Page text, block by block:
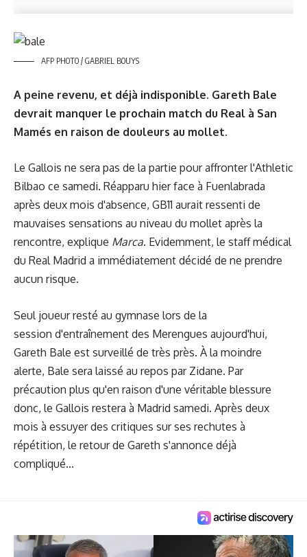
AFP PHOTO / GABRIEL BOUYS
A peine revenu, et déjà indisponible. Gareth Bale
devrait manquer le prochain match du Real à San
Mamés en raison de douleurs au mollet.
Le Gallois ne sera pas de la partie pour affronter l'Athletic
Bilbao ce samedi. Réapparu hier face à Fuenlabrada
après deux mois d'absence, GB11 aurait ressenti de
mauvaises sensations au niveau du mollet après la
rencontre, explique Marca. Evidemment, le staff médical
du Real Madrid a immédiatement décidé de ne prendre
aucun risque.
Seul joueur resté au gymnase lors de la
session d'entraînement des Merengues aujourd'hui,
Gareth Bale est surveillé de très près. À la moindre
alerte, Bale sera laissé au repos par Zidane. Par
précaution plus qu'en raison d'une véritable blessure
donc, le Gallois restera à Madrid samedi. Après deux
mois à essuyer des critiques sur ses rechutes à
répétition, le retour de Gareth s'annonce déjà
compliqué...